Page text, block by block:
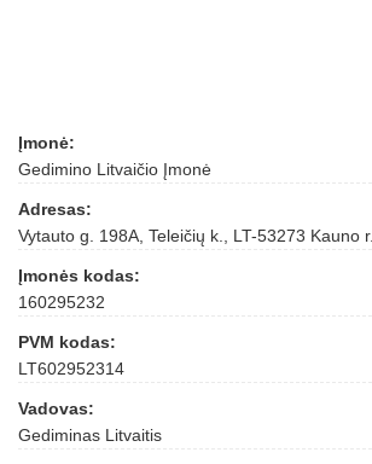
Įmonė:
Gedimino Litvaičio Įmonė
Adresas:
Vytauto g. 198A, Teleičių k., LT-53273 Kauno r.
Įmonės kodas:
160295232
PVM kodas:
LT602952314
Vadovas:
Gediminas Litvaitis